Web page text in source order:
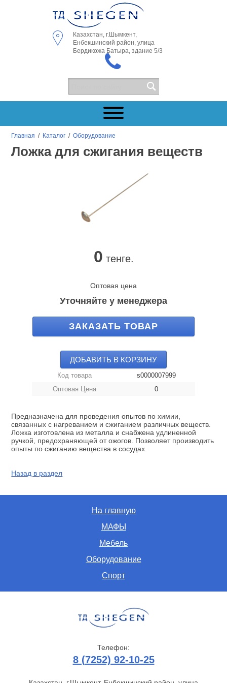
Казахстан, г.Шымкент,
Енбекшинский район, улица
Бердикожа Батыра, здание 5/3
Главная / Каталог /Оборудование
Ложка для сжигания веществ
0 тенге.
Оптовая цена
Уточняйте у менеджера
ЗАКАЗАТЬ ТОВАР
ДОБАВИТЬ В КОРЗИНУ
Код товара
s0000007999
Оптовая Цена
0
Предназначена для проведения опытов по химии,
связанных с нагреванием и сжиганием различных веществ.
Ложка изготовлена из металла и снабжена удлиненной
ручкой, предохраняющей от ожогов. Позволяет производить
опыты по сжиганию вещества в сосудах.
Назад в раздел
На главную
МАФЫ
Мебель
Оборудование
Спорт
Телефон:
8 (7252) 92-10-25